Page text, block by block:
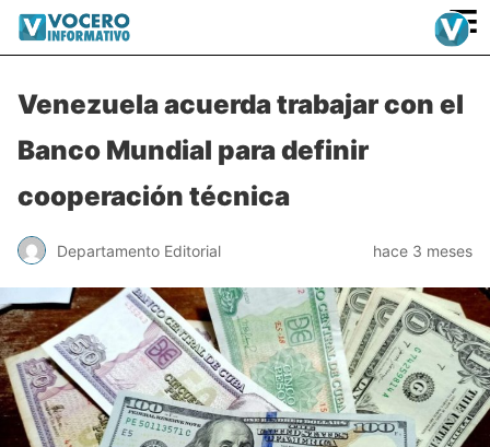
≡
Venezuela acuerda trabajar con el
Banco Mundial para definir
cooperación técnica
Departamento Editorial hace 3 meses